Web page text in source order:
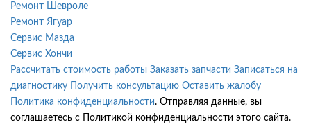
Ремонт Шевроле
Ремонт Ягуар
Сервис Мазда
Сервис Хончи
Рассчитать стоимость работы Заказать запчасти Записаться на
диагностику
Получить консультацию Оставить жалобу
Политика конфиденциальности. Отправляя данные, вы
соглашаетесь с Политикой конфиденциальности этого сайта.